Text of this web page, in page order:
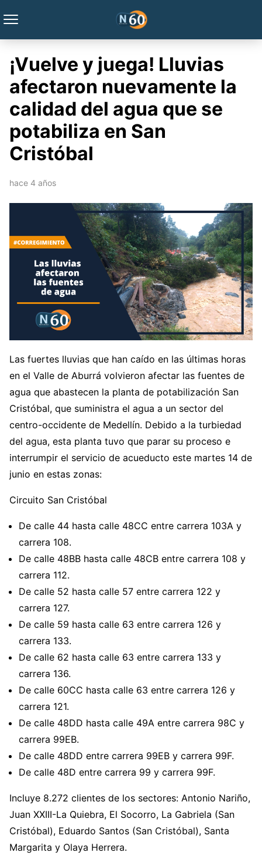
¡Vuelve y juega! Lluvias
afectaron nuevamente la
calidad del agua que se
potabiliza en San
Cristóbal
hace 4 años
Las fuertes lluvias que han caído en las últimas horas
en el Valle de Aburrá volvieron afectar las fuentes de
agua que abastecen la planta de potabilización San
Cristóbal, que suministra el agua a un sector del
centro-occidente de Medellín. Debido a la turbiedad
del agua, esta planta tuvo que parar su proceso e
interrumpir el servicio de acueducto este martes 14 de
junio en estas zonas:
Circuito San Cristóbal
De calle 44 hasta calle 48CC entre carrera 103A y
carrera 108.
De calle 48BB hasta calle 48CB entre carrera 108 y
carrera 112.
De calle 52 hasta calle 57 entre carrera 122 y
carrera 127.
De calle 59 hasta calle 63 entre carrera 126 y
carrera 133.
De calle 62 hasta calle 63 entre carrera 133 y
carrera 136.
De calle 60CC hasta calle 63 entre carrera 126 y
carrera 121.
De calle 48DD hasta calle 49A entre carrera 98C y
carrera 99EB.
De calle 48DD entre carrera 99EB y carrera 99F.
De calle 48D entre carrera 99 y carrera 99F.
Incluye 8.272 clientes de los sectores: Antonio Nariño,
Juan XXIII-La Quiebra, El Socorro, La Gabriela (San
Cristóbal), Eduardo Santos (San Cristóbal), Santa
Margarita y Olaya Herrera.